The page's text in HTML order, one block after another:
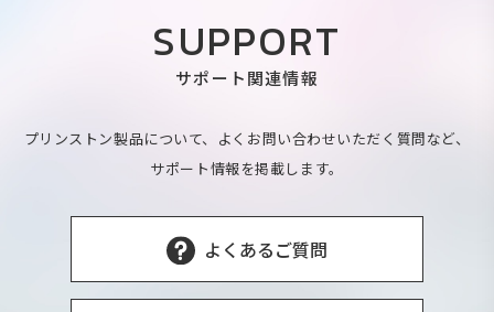
SUPPORT
サポート関連情報
プリンストン製品について、よくお問い合わせいただく質問など、
サポート情報を掲載します。
よくあるご質問